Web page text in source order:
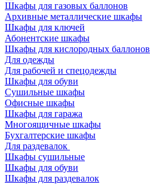
Шкафы для газовых баллонов
Архивные металлические шкафы
Шкафы для ключей
Абонентские шкафы
Шкафы для кислородных баллонов
Для одежды
Для рабочей и спецодежды
Шкафы для обуви
Сушильные шкафы
Офисные шкафы
Шкафы для гаража
Многоящичные шкафы
Бухгалтерские шкафы
Для раздевалок
Шкафы сушильные
Шкафы для обуви
Шкафы для раздевалок